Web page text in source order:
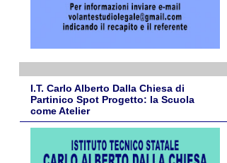
I.T. Carlo Alberto Dalla Chiesa di
Partinico Spot Progetto: la Scuola
come Atelier